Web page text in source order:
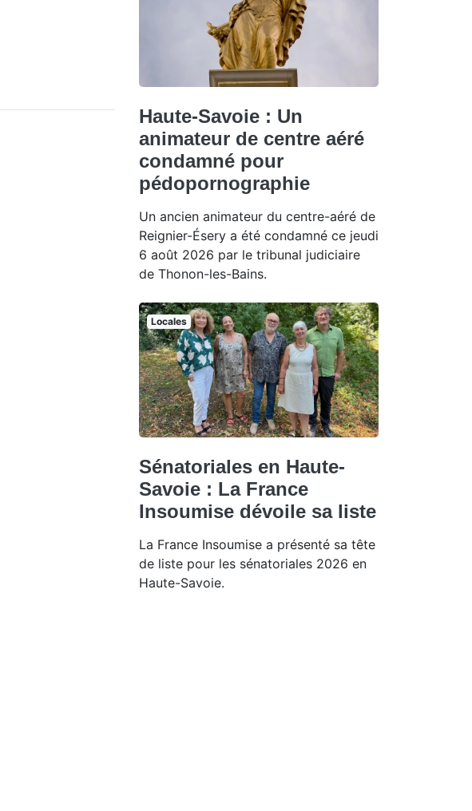
Haute-Savoie : Un
animateur de centre aéré
condamné pour
pédopornographie
Un ancien animateur du centre-aéré de
Reignier-Ésery a été condamné ce jeudi
6 août 2026 par le tribunal judiciaire
de Thonon-les-Bains.
Locales
Sénatoriales en Haute-
Savoie : La France
Insoumise dévoile sa liste
La France Insoumise a présenté sa tête
de liste pour les sénatoriales 2026 en
Haute-Savoie.